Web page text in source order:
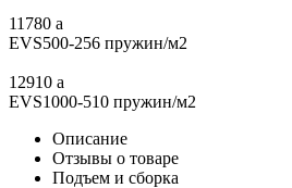
11780 a
EVS500-256 пружин/м2
12910 a
EVS1000-510 пружин/м2
Описание
Отзывы о товаре
Подъем и сборка